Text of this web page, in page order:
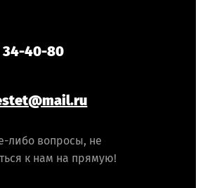
34-40-80
либо вопросы, не
к нам на прямую!